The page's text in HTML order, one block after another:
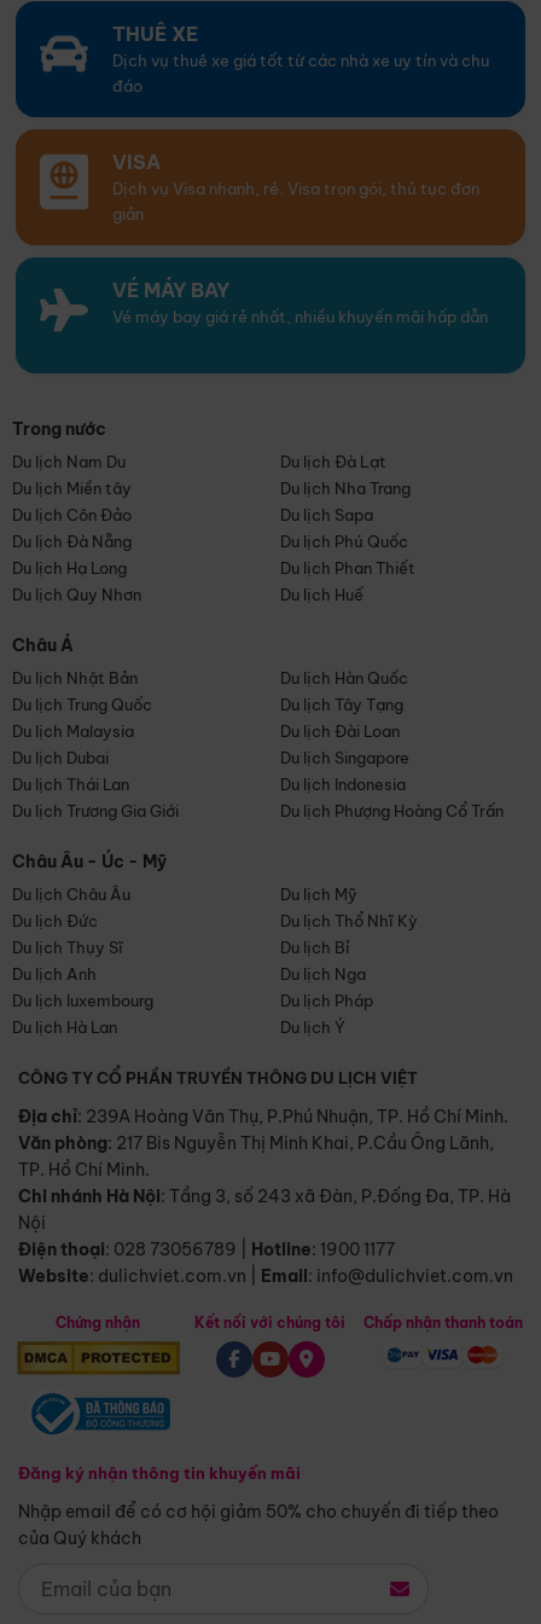
THUÊ XE
Dịch vụ thuê xe giá tốt từ các nhà xe uy tín và chu
đáo
VISA
Dịch vụ Visa nhanh, rẻ. Visa trọn gói, thủ tục đơn
giản
VÉ MÁY BAY
Vé máy bay giá rẻ nhất, nhiều khuyến mãi hấp dẫn
Trong nước
Du lịch Nam Du
Du lịch Đà Lạt
Du lịch Miền tây
Du lịch Nha Trang
Du lịch Côn Đảo
Du lịch Sapa
Du lịch Đà Nẵng
Du lịch Phú Quốc
Du lịch Hạ Long
Du lịch Phan Thiết
Du lịch Quy Nhơn
Du lịch Huế
Châu Á
Du lịch Nhật Bản
Du lịch Hàn Quốc
Du lịch Trung Quốc
Du lịch Tây Tạng
Du lịch Malaysia
Du lịch Đài Loan
Du lịch Dubai
Du lịch Singapore
Du lịch Thái Lan
Du lịch Indonesia
Du lịch Trương Gia Giới
Du lịch Phượng Hoàng Cổ Trấn
Châu Âu - Úc - Mỹ
Du lịch Châu Âu
Du lịch Mỹ
Du lịch Đức
Du lịch Thổ Nhĩ Kỳ
Du lịch Thụy Sĩ
Du lịch Bỉ
Du lịch Anh
Du lịch Nga
Du lịch luxembourg
Du lịch Pháp
Du lịch Hà Lan
Du lịch Ý
CÔNG TY CỔ PHẦN TRUYỀN THÔNG DU LỊCH VIỆT
Địa chỉ: 239A Hoàng Văn Thụ, P.Phú Nhuận, TP. Hồ Chí Minh.
Văn phòng: 217 Bis Nguyễn Thị Minh Khai, P.Cầu Ông Lãnh,
TP. Hồ Chí Minh.
Chi nhánh Hà Nội: Tầng 3, số 243 xã Đàn, P.Đống Đa, TP. Hà
Nội
Điện thoại: 028 73056789 Hotline: 1900 1177
Website: dulichviet.com.vn Email: info@dulichviet.com.vn
Chứng nhận
Đăng ký nhận thông tin khuyến mãi
Nhập email để có cơ hội giảm 50% cho chuyến đi tiếp theo
của Quý khách
Kết nối với chúng tôi Chấp nhận thanh toán